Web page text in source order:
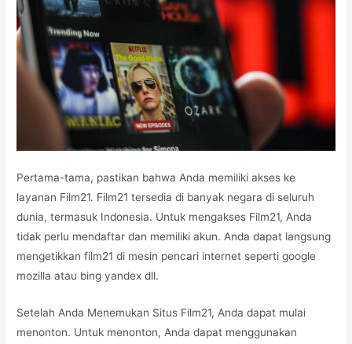
Pertama-tama, pastikan bahwa Anda memiliki akses ke
layanan Film21. Film21 tersedia di banyak negara di seluruh
dunia, termasuk Indonesia. Untuk mengakses Film21, Anda
tidak perlu mendaftar dan memiliki akun. Anda dapat langsung
mengetikkan film21 di mesin pencari internet seperti google
mozilla atau bing yandex dll.
Setelah Anda Menemukan Situs Film21, Anda dapat mulai
menonton. Untuk menonton, Anda dapat menggunakan